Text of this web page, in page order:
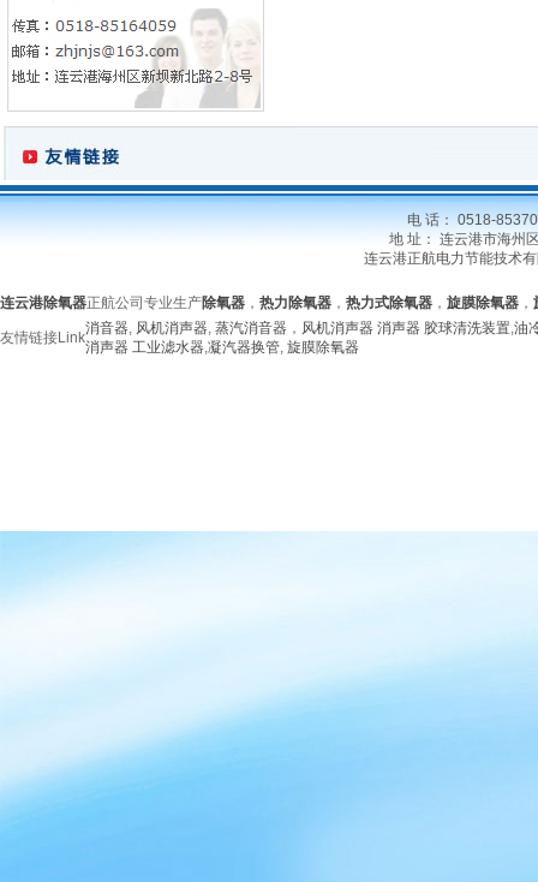
电 话： 0518-
地 址： 连云港市海州
连云港正航电力节能技术
连云港除氧器正航公司专业生产除氧器 ， 热力除氧器 ， 热力式除氧器 ， 旋膜除氧器 ，
友情链接Link
消音器, 风机消声器, 蒸汽消音器 ， 风机消声器 消声器 胶球清洗装置,油
消声器 工业滤水器,凝汽器换管, 旋膜除氧器